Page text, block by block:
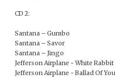
CD 2:
Santana – Gumbo
Santana – Savor
Santana – Jingo
Jefferson Airplane - White Rabbit
Jefferson Airplane - Ballad Of